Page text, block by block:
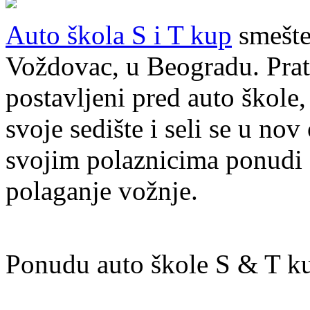
Auto škola S i T kup
Voždovac, u Beogradu.
postavljeni pred auto
svoje sedište i seli se u
svojim polaznicima ponudi
polaganje vožnje.
Ponudu auto škole S & T